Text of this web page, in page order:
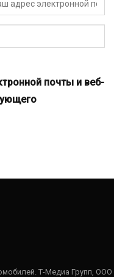
почты и веб-
Т-Медиа Групп, ООО